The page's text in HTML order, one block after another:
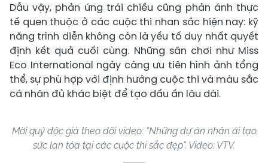
Dẫu vậy, phản ứng trái chiều cũng phản ánh thực
tế quen thuộc ở các cuộc thi nhan sắc hiện nay: kỹ
năng trình diễn không còn là yếu tố duy nhất quyết
định kết quả cuối cùng. Những sân chơi như Miss
Eco International ngày càng ưu tiên hình ảnh tổng
thể, sự phù hợp với định hướng cuộc thi và màu sắc
cá nhân đủ khác biệt để tạo dấu ấn lâu dài.
Mời quý độc giả theo dõi video: “Những dự án nhân ái tạo
sức lan tỏa tại các cuộc thi sắc đẹp”. Video: VTV.